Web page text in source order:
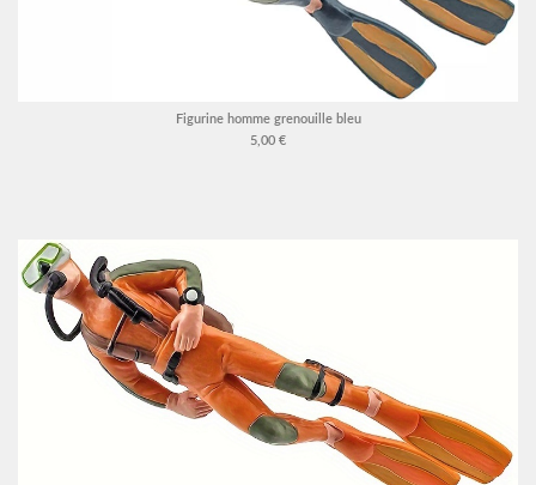
Figurine homme grenouille bleu
5,00 €